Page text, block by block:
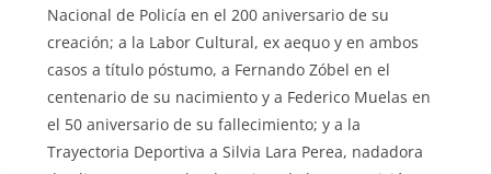
Nacional de Policía en el 200 aniversario de su
creación; a la Labor Cultural, ex aequo y en ambos
casos a título póstumo, a Fernando Zóbel en el
centenario de su nacimiento y a Federico Muelas en
el 50 aniversario de su fallecimiento; y a la
Trayectoria Deportiva a Silvia Lara Perea, nadadora